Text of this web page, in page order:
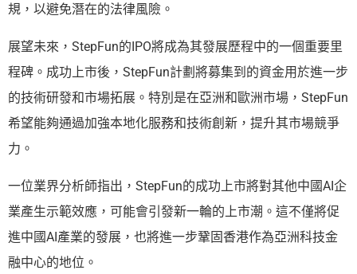
規，以避免潛在的法律風險。
展望未來，StepFun的IPO將成為其發展歷程中的一個重要里
程碑。成功上市後，StepFun計劃將募集到的資金用於進一步
的技術研發和市場拓展。特別是在亞洲和歐洲市場，StepFun
希望能夠通過加強本地化服務和技術創新，提升其市場競爭
力。
一位業界分析師指出，StepFun的成功上市將對其他中國AI企
業產生示範效應，可能會引發新一輪的上市潮。這不僅將促
進中國AI產業的發展，也將進一步鞏固香港作為亞洲科技金
融中心的地位。